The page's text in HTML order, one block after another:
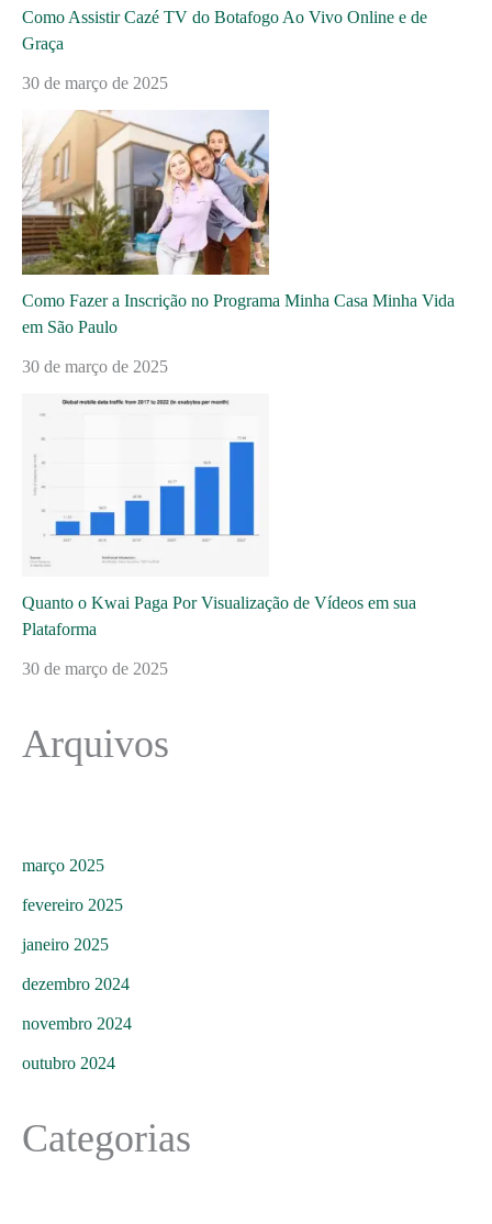
Como Assistir Cazé TV do Botafogo Ao Vivo Online e de
Graça
30 de março de 2025
Como Fazer a Inscrição no Programa Minha Casa Minha Vida
em São Paulo
30 de março de 2025
Quanto o Kwai Paga Por Visualização de Vídeos em sua
Plataforma
30 de março de 2025
Arquivos
março 2025
fevereiro 2025
janeiro 2025
dezembro 2024
novembro 2024
outubro 2024
Categorias